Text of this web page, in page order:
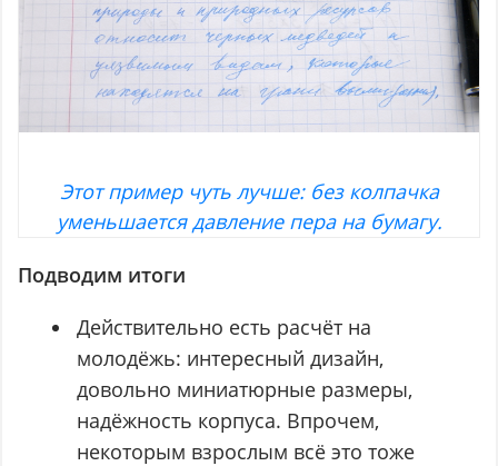
Этот пример чуть лучше: без колпачка
уменьшается давление пера на бумагу.
Подводим итоги
Действительно есть расчёт на
молодёжь: интересный дизайн,
довольно миниатюрные размеры,
надёжность корпуса. Впрочем,
некоторым взрослым всё это тоже